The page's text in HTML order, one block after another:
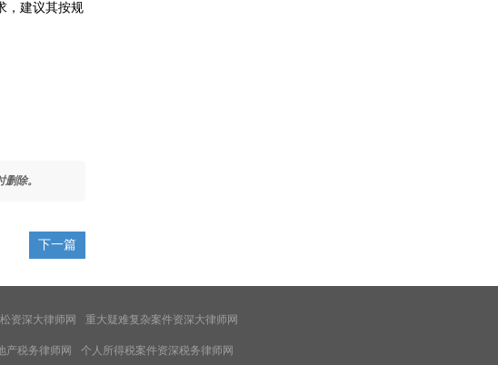
，建议其按规
除。
下一篇
资深大律师网 重大疑难复杂案件资深大律师网
产税务律师网 个人所得税案件资深税务律师网